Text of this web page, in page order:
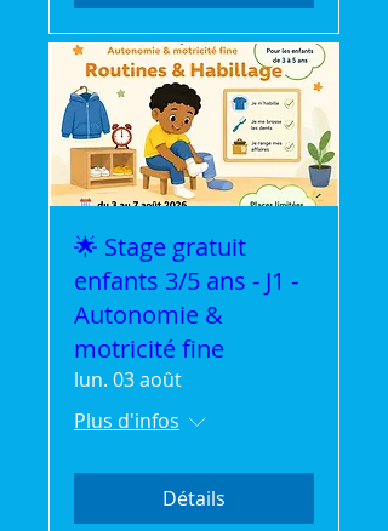
🌟 Stage gratuit
enfants 3/5 ans - J1 -
Autonomie &
motricité fine
lun. 03 août
Plus d'infos
Détails